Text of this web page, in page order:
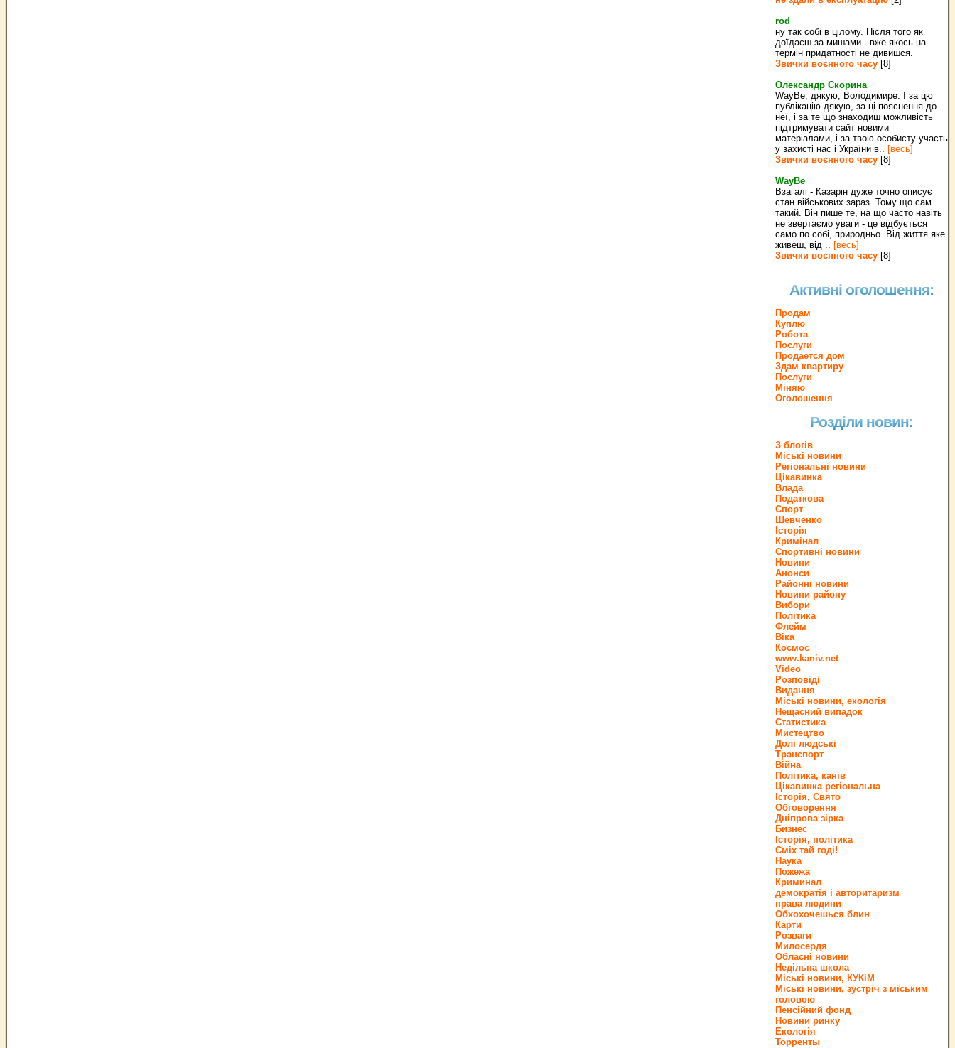
rod
ну так собі в цілому. Після того як
доїдаєш за мишами - вже якось на
термін придатності не дивишся.
Звички воєнного часу [8]
Олександр Скорина
WayBe, дякую, Володимире. І за цю
публікацію дякую, за ці пояснення до
неї, і за те що знаходиш можливість
підтримувати сайт новими
матеріалами, і за твою особисту участь
у захисті нас і України в.. [весь]
Звички воєнного часу [8]
WayBe
Взагалі - Казарін дуже точно описує
стан військових зараз. Тому що сам
такий. Він пише те, на що часто навіть
не звертаємо уваги - це відбується
само по собі, природньо. Від життя яке
живеш, від .. [весь]
Звички воєнного часу [8]
Активні оголошення:
Продам
Куплю
Робота
Послуги
Продается дом
Здам квартиру
Послуги
Міняю
Оголошення
Розділи новин:
З блогів
Міські новини
Регіональні новини
Цікавинка
Влада
Податкова
Спорт
Шевченко
Історія
Кримінал
Спортивні новини
Новини
Анонси
Районні новини
Новини району
Вибори
Політика
Флейм
Віка
Космос
www.kaniv.net
Video
Розповіді
Видання
Міські новини, екологія
Нещасний випадок
Статистика
Мистецтво
Долі людські
Транспорт
Війна
Політика, канів
Цікавинка регіональна
Історія, Свято
Обговорення
Дніпрова зірка
Бизнес
Історія, політика
Сміх тай годі!
Наука
Пожежа
Криминал
демократія і авторитаризм
права людини
Обхохочешься блин
Карти
Розваги
Милосердя
Обласні новини
Недільна школа
Міські новини, КУКіМ
Міські новини, зустріч з міським
головою
Пенсійний фонд
Новини ринку
Екологія
Торренты